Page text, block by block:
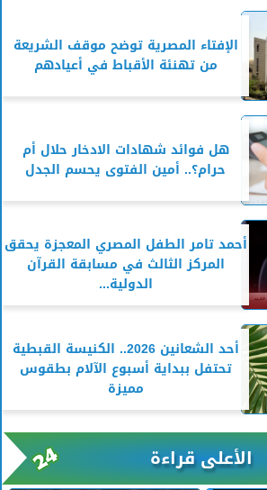
الإفتاء المصرية توضح موقف الشريعة
من تهنئة الأقباط في أعيادهم
هل فوائد شهادات الادخار حلال أم
حرام؟.. أمين الفتوى يحسم الجدل
أحمد تامر الطفل المصري المعجزة يحقق
المركز الثالث في مسابقة القرآن
الدولية...
أحد الشعانين 2026.. الكنيسة القبطية
تحتفل ببداية أسبوع الآلام بطقوس
مميزة
الأعلى قراءة